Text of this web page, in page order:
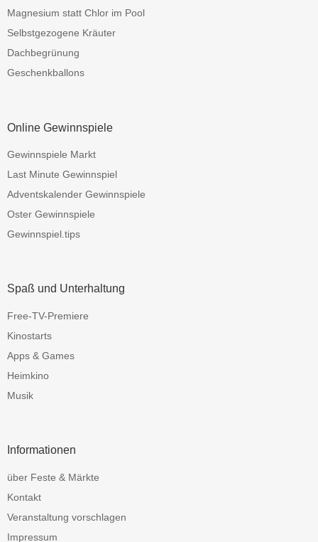
Magnesium statt Chlor im Pool
Selbstgezogene Kräuter
Dachbegrünung
Geschenkballons
Online Gewinnspiele
Gewinnspiele Markt
Last Minute Gewinnspiel
Adventskalender Gewinnspiele
Oster Gewinnspiele
Gewinnspiel.tips
Spaß und Unterhaltung
Free-TV-Premiere
Kinostarts
Apps & Games
Heimkino
Musik
Informationen
über Feste & Märkte
Kontakt
Veranstaltung vorschlagen
Impressum